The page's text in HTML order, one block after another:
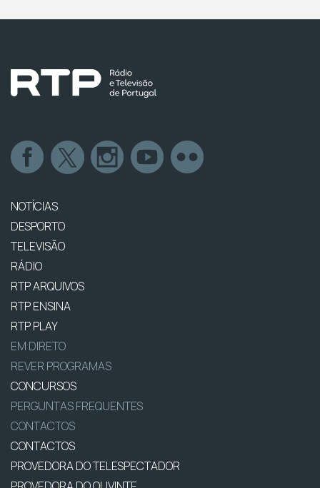
NOTÍCIAS
DESPORTO
TELEVISÃO
RÁDIO
RTP ARQUIVOS
RTP ENSINA
RTP PLAY
EM DIRETO
REVER PROGRAMAS
CONCURSOS
PERGUNTAS FREQUENTES
CONTACTOS
CONTACTOS
PROVEDORA DO TELESPECTADOR